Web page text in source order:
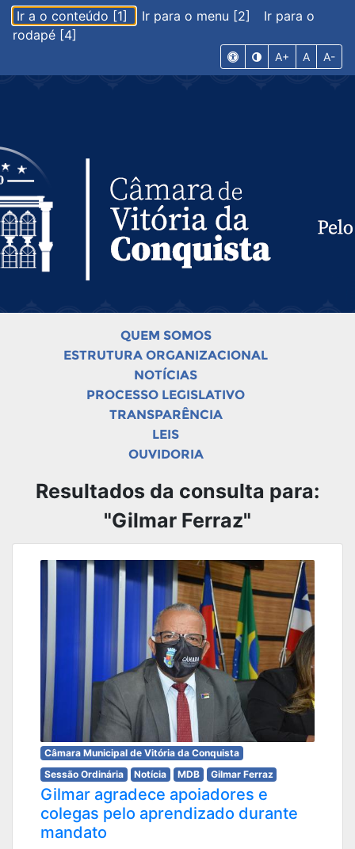
Ir a o conteúdo [1] Ir para o menu [2]
Ir para o
rodapé [4]
A+ A A-
QUEM SOMOS
ESTRUTURA ORGANIZACIONAL
NOTÍCIAS
PROCESSO LEGISLATIVO
TRANSPARÊNCIA
LEIS
OUVIDORIA
Resultados da consulta para:
"Gilmar Ferraz"
Câmara Municipal de Vitória da Conquista
Sessão Ordinária
Notícia MDB Gilmar Ferraz
Gilmar agradece apoiadores e
colegas pelo aprendizado durante
mandato